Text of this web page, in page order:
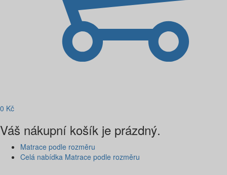
0 Kč
Váš nákupní košík je prázdný.
Matrace podle rozměru
Celá nabídka Matrace podle rozměru